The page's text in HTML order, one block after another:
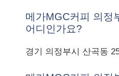
메가MGC커피 의정
어디인가요?
경기 의정부시 산곡동